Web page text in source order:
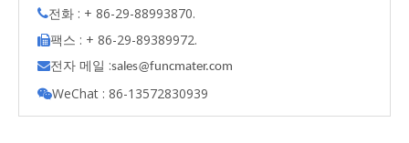
전화 : + 86-29-88993870.
팩스 : + 86-29-89389972.
전자 메일 :sales@funcmater.com
WeChat : 86-13572830939